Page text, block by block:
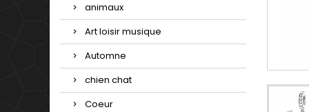
animaux
Art loisir musique
Automne
chien chat
Coeur